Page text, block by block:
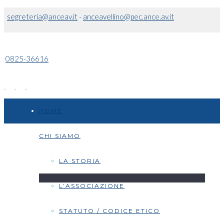
segreteria@anceav.it- anceavellino@pec.ance.av.it
0825-36616
CHI SIAMO
LA STORIA
L’ASSOCIAZIONE
STATUTO / CODICE ETICO